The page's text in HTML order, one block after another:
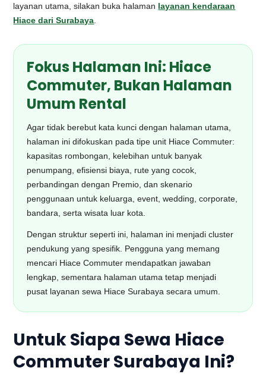
layanan utama, silakan buka halaman layanan kendaraan
Hiace dari Surabaya
Fokus Halaman Ini: Hiace
Commuter, Bukan Halaman
Umum Rental
Agar tidak berebut kata kunci dengan halaman utama,
halaman ini difokuskan pada tipe unit Hiace Commuter:
kapasitas rombongan, kelebihan untuk banyak
penumpang, efisiensi biaya, rute yang cocok,
perbandingan dengan Premio, dan skenario
penggunaan untuk keluarga, event, wedding, corporate,
bandara, serta wisata luar kota.
Dengan struktur seperti ini, halaman ini menjadi cluster
pendukung yang spesifik. Pengguna yang memang
mencari Hiace Commuter mendapatkan jawaban
lengkap, sementara halaman utama tetap menjadi
pusat layanan sewa Hiace Surabaya secara umum.
Untuk Siapa Sewa Hiace
Commuter Surabaya Ini?